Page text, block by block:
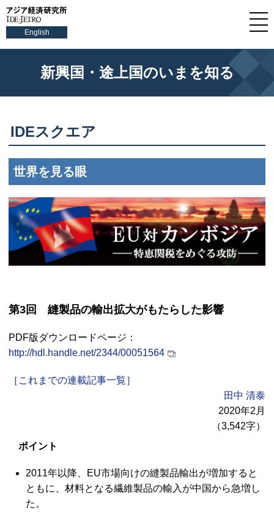
English
新興国・途上国のいまを知る
IDEスクエア
世界を見る眼
第3回 縫製品の輸出拡大がもたらした影響
PDF版ダウンロードページ：
http://hdl.handle.net/2344/00051564
［これまでの連載記事一覧］
田中 清泰
2020年2月
（3,542字）
ポイント
2011年以降、EU市場向けの縫製品輸出が増加すると
ともに、材料となる繊維製品の輸入が中国から急増し
た。